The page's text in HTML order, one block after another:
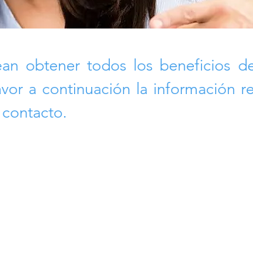
obtener todos los beneficios
a continuación la información